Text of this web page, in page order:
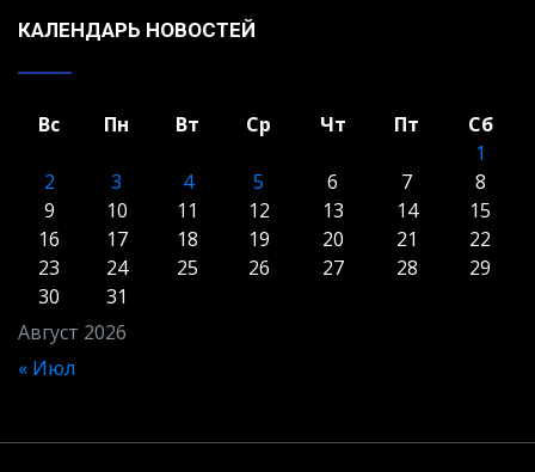
КАЛЕНДАРЬ НОВОСТЕЙ
Август 2026
Вс Пн Вт Ср Чт Пт
Сб
1
2
3 4 5 6 7
8
9
10 11 12 13 14
15
16
17 18 19 20 21
22
23
24 25 26 27 28
29
30
31
« Июл